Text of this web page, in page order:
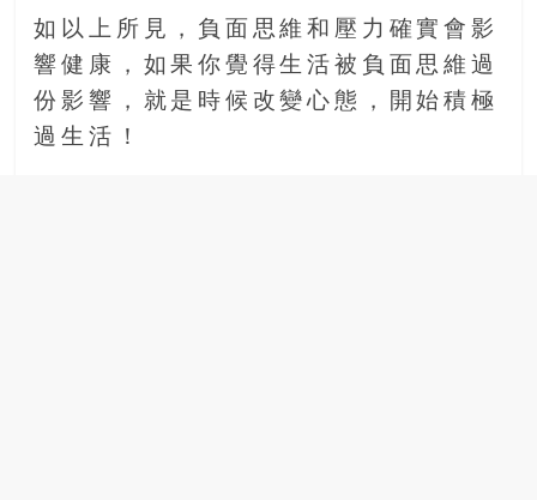
如以上所見，負面思維和壓力確實會影
響健康，如果你覺得生活被負面思維過
份影響，就是時候改變心態，開始積極
過生活！